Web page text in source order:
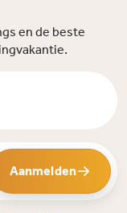
en de beste
Aanmelden